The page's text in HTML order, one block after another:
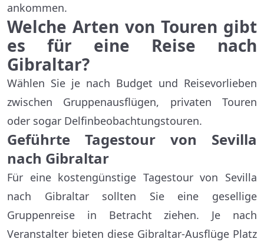
ankommen.
Welche Arten von Touren gibt
es für eine Reise nach
Gibraltar?
Wählen Sie je nach Budget und Reisevorlieben
zwischen Gruppenausflügen, privaten Touren
oder sogar Delfinbeobachtungstouren.
Geführte Tagestour von Sevilla
nach Gibraltar
Für eine kostengünstige Tagestour von Sevilla
nach Gibraltar sollten Sie eine gesellige
Gruppenreise in Betracht ziehen. Je nach
Veranstalter bieten diese Gibraltar-Ausflüge Platz